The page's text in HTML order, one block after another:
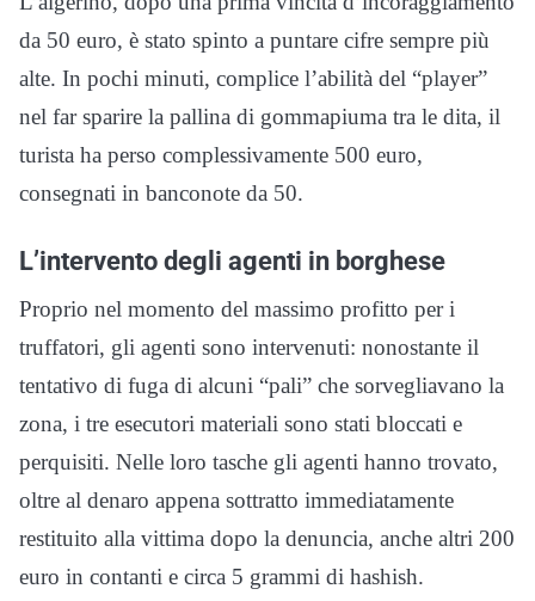
da 50 euro, è stato spinto a puntare cifre sempre più
alte. In pochi minuti, complice l’abilità del “player”
nel far sparire la pallina di gommapiuma tra le dita, il
turista ha perso complessivamente 500 euro,
consegnati in banconote da 50.
L’intervento degli agenti in borghese
Proprio nel momento del massimo profitto per i
truffatori, gli agenti sono intervenuti: nonostante il
tentativo di fuga di alcuni “pali” che sorvegliavano la
zona, i tre esecutori materiali sono stati bloccati e
perquisiti. Nelle loro tasche gli agenti hanno trovato,
oltre al denaro appena sottratto immediatamente
restituito alla vittima dopo la denuncia, anche altri 200
euro in contanti e circa 5 grammi di hashish.